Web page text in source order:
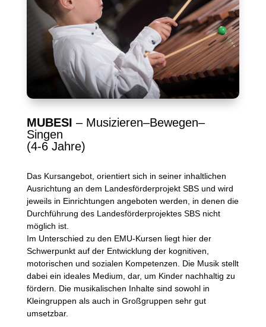
MUBESI – Musizieren–Bewegen–
Singen
(4-6 Jahre)
Das Kursangebot, orientiert sich in seiner inhaltlichen
Ausrichtung an dem Landesförderprojekt SBS und wird
jeweils in Einrichtungen angeboten werden, in denen die
Durchführung des Landesförderprojektes SBS nicht
möglich ist.
Im Unterschied zu den EMU-Kursen liegt hier der
Schwerpunkt auf der Entwicklung der kognitiven,
motorischen und sozialen Kompetenzen. Die Musik stellt
dabei ein ideales Medium, dar, um Kinder nachhaltig zu
fördern. Die musikalischen Inhalte sind sowohl in
Kleingruppen als auch in Großgruppen sehr gut
umsetzbar.